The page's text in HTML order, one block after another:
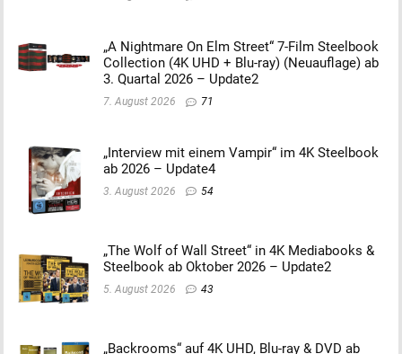
„A Nightmare On Elm Street“ 7-Film Steelbook
Collection (4K UHD + Blu-ray) (Neuauflage) ab
3. Quartal 2026 – Update2
7. August 2026 71
„Interview mit einem Vampir“ im 4K Steelbook
ab 2026 – Update4
3. August 2026 54
„The Wolf of Wall Street“ in 4K Mediabooks &
Steelbook ab Oktober 2026 – Update2
5. August 2026 43
„Backrooms“ auf 4K UHD, Blu-ray & DVD ab